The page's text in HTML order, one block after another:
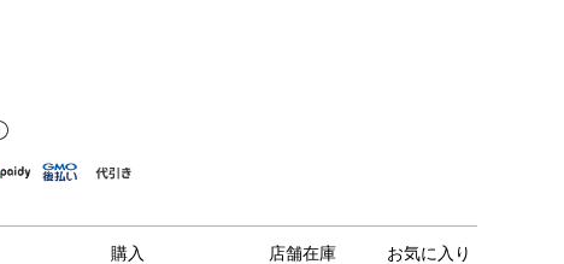
購入 店舗在庫 お気に入り